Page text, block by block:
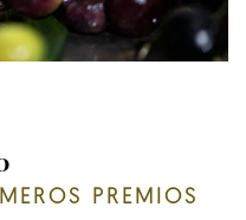
PREMIOS